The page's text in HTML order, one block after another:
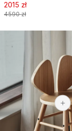
2015 zł
4590 zł